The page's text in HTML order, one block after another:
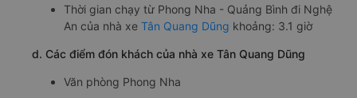
Thời gian chạy từ Phong Nha - Quảng Bình đi Nghệ
An của nhà xe Tân Quang Dũng khoảng: 3.1 giờ
d. Các điểm đón khách của nhà xe Tân Quang Dũng
Văn phòng Phong Nha